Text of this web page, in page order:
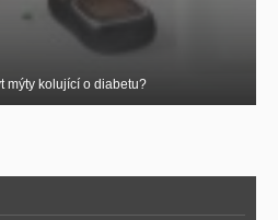
mýty kolující o diabetu?